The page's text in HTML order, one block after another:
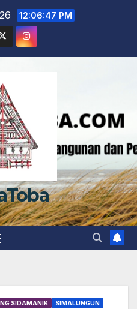
12:06:48 PM
SIDAMANIK SIMALUNGUN